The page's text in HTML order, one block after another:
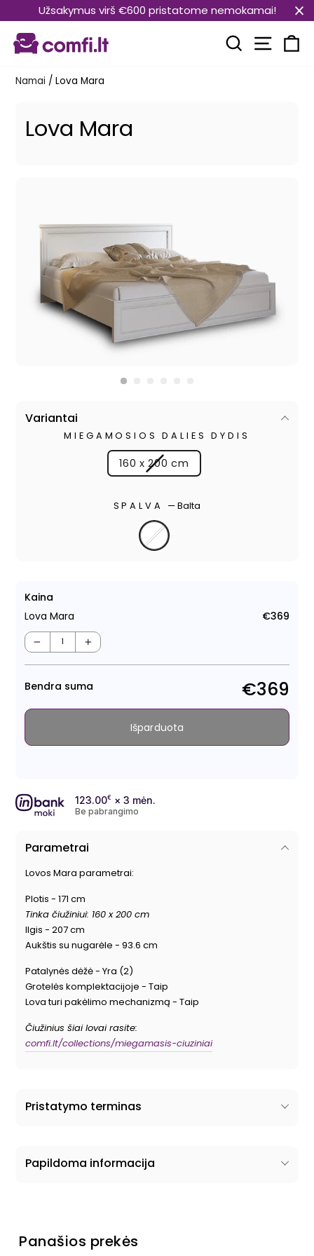
prie
turinio
Užsakymus virš €600 pristatome nemokamai!
Paieška
Namai / Lova Mara
Lova Mara
Variantai
MIEGAMOSIOS DALIES DYDIS
160 x 200 cm
SPALVA —Balta
Kaina
Lova Mara
€369
− +
Bendra suma €369
Išparduota
123.00€ × 3 mėn.
Be pabrangimo
Parametrai
Lovos Mara parametrai:
Plotis - 171 cm
Tinka čiužiniui: 160 x 200 cm
Ilgis - 207 cm
Aukštis su nugarėle - 93.6 cm
Patalynės dėžė - Yra (2)
Grotelės komplektacijoje - Taip
Lova turi pakėlimo mechanizmą - Taip
Čiužinius šiai lovai rasite:
comfi.lt/collections/miegamasis-ciuziniai
Pristatymo terminas
Papildoma informacija
Panašios prekės